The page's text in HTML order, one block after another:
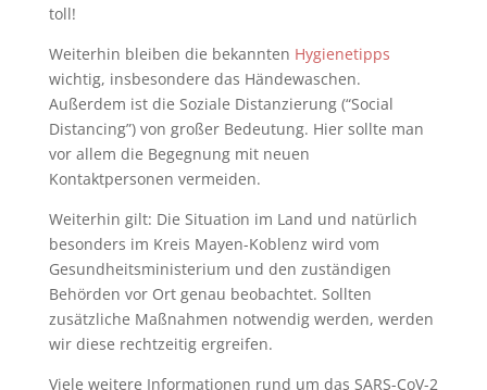
toll!
Weiterhin bleiben die bekannten Hygienetipps
wichtig, insbesondere das Händewaschen.
Außerdem ist die Soziale Distanzierung (“Social
Distancing”) von großer Bedeutung. Hier sollte man
vor allem die Begegnung mit neuen
Kontaktpersonen vermeiden.
Weiterhin gilt: Die Situation im Land und natürlich
besonders im Kreis Mayen-Koblenz wird vom
Gesundheitsministerium und den zuständigen
Behörden vor Ort genau beobachtet. Sollten
zusätzliche Maßnahmen notwendig werden, werden
wir diese rechtzeitig ergreifen.
Viele weitere Informationen rund um das SARS-CoV-2